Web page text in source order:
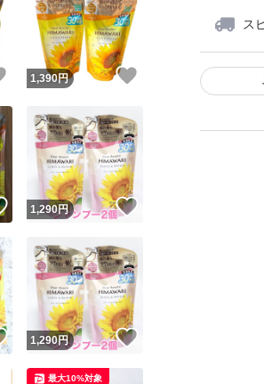
ス
ユーザーの実績について
定の基準を満たしたユーザーにバッジを付与
いいね！
1,390円
いいね！
1,290円
いいね！
1,290円
最大10%対象